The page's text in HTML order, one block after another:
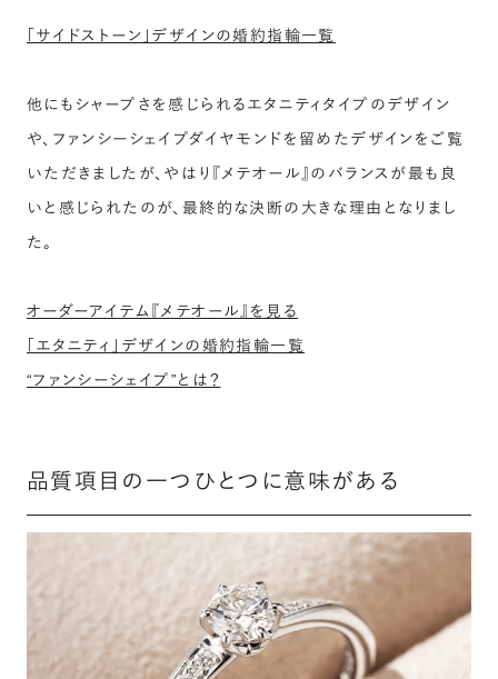
「サイドストーン」デザインの婚約指輪一覧
他にもシャープさを感じられるエタニティタイプのデザイン
や、ファンシーシェイプダイヤモンドを留めたデザインをご覧
いただきましたが、やはり『メテオール』のバランスが最も良
いと感じられたのが、最終的な決断の大きな理由となりまし
た。
オーダーアイテム『メテオール』を見る
「エタニティ」デザインの婚約指輪一覧
“ファンシーシェイプ”とは？
品質項目の一つひとつに意味がある